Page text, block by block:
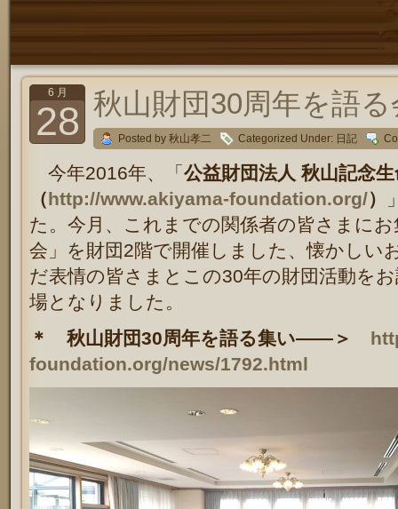
6 月
28 秋山財団30周年を語る
Posted by 秋山孝二 Categorized Under: 日記
今年2016年、「 公益財団法人 秋山記念
（http://www.akiyama-foundation.org/）
た。今月、これまでの関係者の皆さまに
会」を財団2階で開催しました、懐かしい
だ表情の皆さまとこの30年の財団活動を
場となりました。
＊ 秋山財団30周年を語る集い――＞
foundation.org/news/1792.html